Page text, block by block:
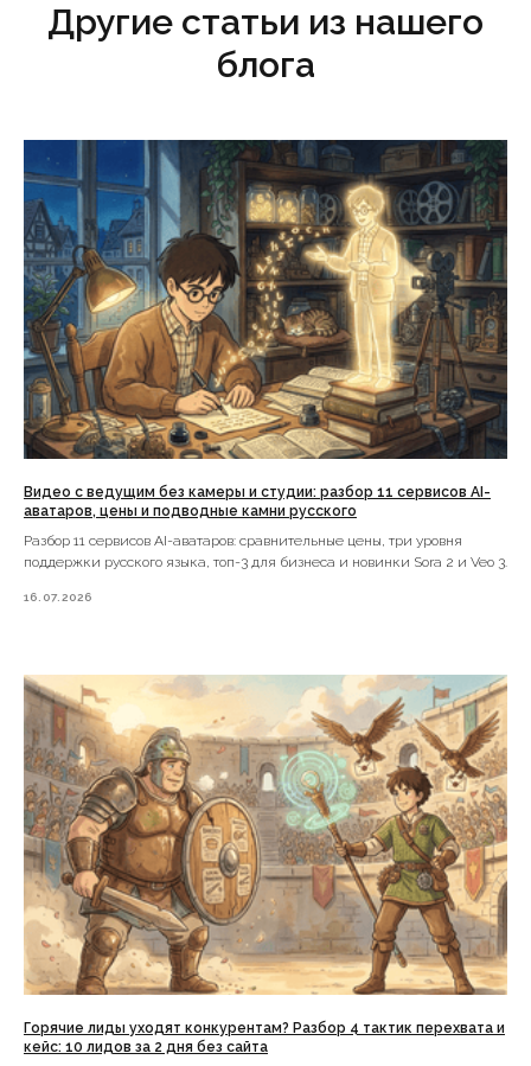
Другие статьи из нашего
блога
Видео с ведущим без камеры и студии: разбор 11 сервисов AI-
аватаров, цены и подводные камни русского
Разбор 11 сервисов AI-аватаров: сравнительные цены, три уровня
поддержки русского языка, топ-3 для бизнеса и новинки Sora 2 и Veo 3.
16.07.2026
Горячие лиды уходят конкурентам? Разбор 4 тактик перехвата и
кейс: 10 лидов за 2 дня без сайта
Делаем эффективный
маркетинг,
специализируемся на
новых инструментах,
таких как GSMads
Позвоните нам
+ 7 495 885 62 55
Мы с соцсетях
Услуги
Портфолио
Блог
Вакансии
Контакты